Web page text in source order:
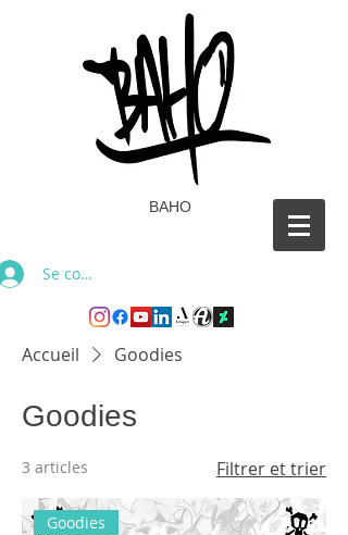
BAHO
Se connecter
Accueil Goodies
Goodies
3 articles Filtrer et trier
Goodies